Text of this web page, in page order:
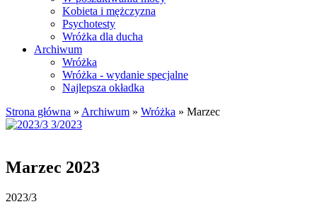
Kobieta i mężczyzna
Psychotesty
Wróżka dla ducha
Archiwum
Wróżka
Wróżka - wydanie specjalne
Najlepsza okładka
Strona główna » Archiwum » Wróżka » Marzec
Marzec 2023
2023/3